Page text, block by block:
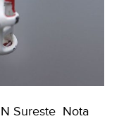
Sureste Nota